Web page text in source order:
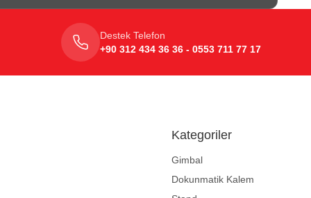
Destek Telefon
+90 312 434 36 36 - 0553 711 77 17
Kategoriler
Gimbal
Dokunmatik Kalem